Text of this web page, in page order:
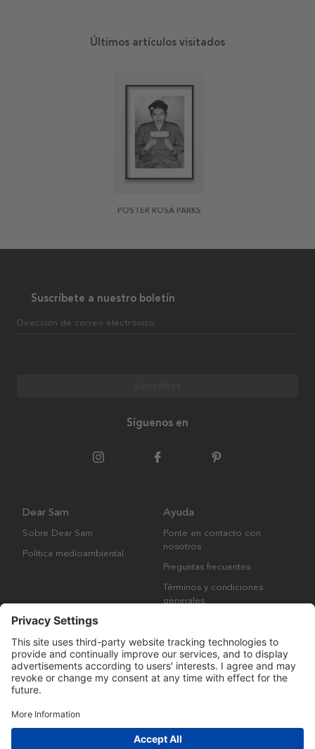
Últimos artículos visitados
POSTER ROSA PARKS
Suscríbete a nuestro boletín
Dirección de correo electrónico
Síguenos en
Dear Sam
Sobre Dear Sam
Política medioambiental
Ayuda
Ponte en contacto con
nosotros
Preguntas frecuentes
Términos y condiciones
generales
Derechos de autor © Many Brands AB 2023. Todos los derechos